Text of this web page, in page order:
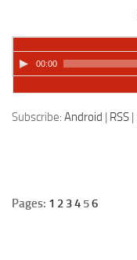
00:00
Subscribe: Android RSS
Pages: 1 2 34 56